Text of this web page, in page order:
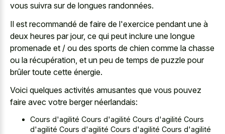
vous suivra sur de longues randonnées.
Il est recommandé de faire de l'exercice pendant une à
deux heures par jour, ce qui peut inclure une longue
promenade et / ou des sports de chien comme la chasse
ou la récupération, et un peu de temps de puzzle pour
brûler toute cette énergie.
Voici quelques activités amusantes que vous pouvez
faire avec votre berger néerlandais:
Cours d'agilité Cours d'agilité Cours d'agilité Cours
d'agilité Cours d'agilité Cours d'agilité Cours d'agilité